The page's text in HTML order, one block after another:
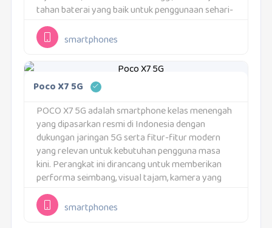
tahan baterai yang baik untuk penggunaan sehari-
hari. Fokus utama POCO M6 adalah fungsionalitas
dan kemudahan penggunaan. Seluruh spesifikasi...
smartphones
Poco X7 5G
POCO X7 5G adalah smartphone kelas menengah
yang dipasarkan resmi di Indonesia dengan
dukungan jaringan 5G serta fitur-fitur modern
yang relevan untuk kebutuhan pengguna masa
kini. Perangkat ini dirancang untuk memberikan
performa seimbang, visual tajam, kamera yang
kaya fitur, dan pengalaman penggunaan harian
yang lancar. Seluruh informasi berikut adalah
data...
smartphones